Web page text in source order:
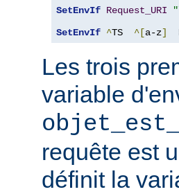
SetEnvIf Request_URI
SetEnvIf ^TS ^[a-z]
Les trois
variable
requête est
définit la